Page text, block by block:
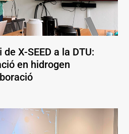
X-SEED a la DTU:
en hidrogen